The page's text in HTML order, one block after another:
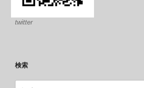
twitter
検索